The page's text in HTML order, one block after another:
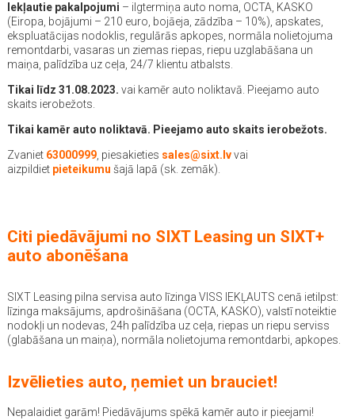
Iekļautie pakalpojumi – ilgtermiņa auto noma, OCTA, KASKO
(Eiropa, bojājumi – 210 euro, bojāeja, zādzība – 10%), apskates,
ekspluatācijas nodoklis, regulārās apkopes, normāla nolietojuma
remontdarbi, vasaras un ziemas riepas, riepu uzglabāšana un
maiņa, palīdzība uz ceļa, 24/7 klientu atbalsts.
Tikai līdz 31.08.2023. vai kamēr auto noliktavā. Pieejamo auto
skaits ierobežots.
Tikai kamēr auto noliktavā. Pieejamo auto skaits ierobežots.
Zvaniet 63000999, piesakieties sales@sixt.lvvai
aizpildiet pieteikumu šajā lapā (sk. zemāk).
Citi piedāvājumi no SIXT Leasing un SIXT+
auto abonēšana
SIXT Leasing pilna servisa auto līzinga VISS IEKĻAUTS cenā ietilpst:
līzinga maksājums, apdrošināšana (OCTA, KASKO), valstī noteiktie
nodokļi un nodevas, 24h palīdzība uz ceļa, riepas un riepu serviss
(glabāšana un maiņa), normāla nolietojuma remontdarbi, apkopes.
Izvēlieties auto, ņemiet un brauciet!
Nepalaidiet garām! Piedāvājums spēkā kamēr auto ir pieejami!